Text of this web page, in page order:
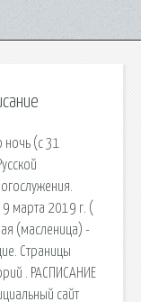
(с 31
марта 2019 г. (
(масленица) -
Страницы
. РАСПИСАНИЕ
сайт